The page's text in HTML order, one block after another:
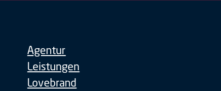
Agentur
Leistungen
Lovebrand